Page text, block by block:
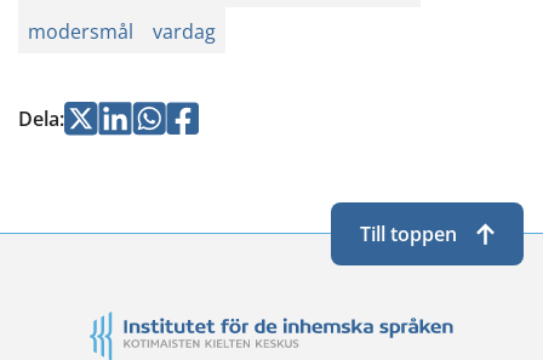
modersmål
vardag
Dela:Jaa Jaa Jaa
Jaa
Till toppen